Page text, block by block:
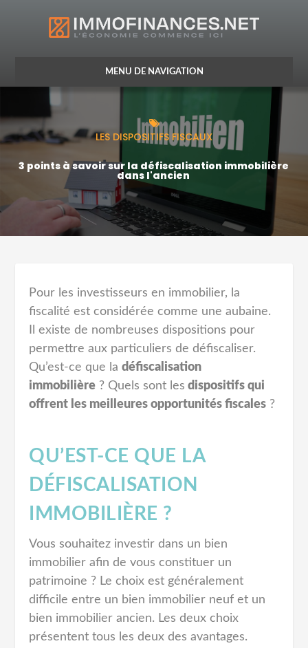
CRÉDIT
VIE DU CRÉDIT
ASSURANCE
OPTIMISATION FISCALE
3 points à savoir sur la défiscalisation immobilière
dans l'ancien
LES DISPOSITIFS FISCAUX
Pour les investisseurs en immobilier, la
fiscalité est considérée comme une aubaine.
Il existe de nombreuses dispositions pour
permettre aux particuliers de défiscaliser.
Qu’est-ce que ladéfiscalisation
immobilière ? Quels sont les dispositifs qui
offrent les meilleures opportunités fiscales ?
QU’EST-CE QUE LA
DÉFISCALISATION
IMMOBILIÈRE ?
Vous souhaitez investir dans un bien
immobilier afin de vous constituer un
patrimoine ? Le choix est généralement
difficile entre un bien immobilier neuf et un
bien immobilier ancien. Les deux choix
présentent tous les deux des avantages.